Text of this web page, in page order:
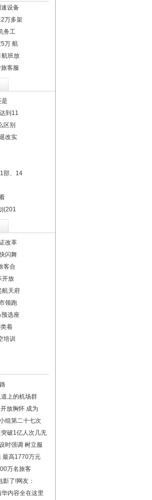
设备
万多架
务工
万 航
航班放
客服
是
到11
区别
改实
部、14
(201
改革
闪舞
客合
开放
航天府
领跑
预选座
着
培训
上的机场群
放胸怀 成为
组第二十七次
破1亿人次几无
时强调 树立服
最高1770万元
万名旅客
影了!网友：
内容全在这里